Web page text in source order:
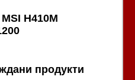
H410M
продукти